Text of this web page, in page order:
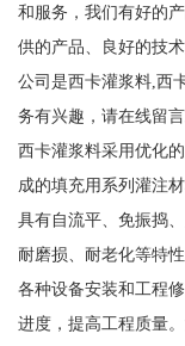
和服务，我们有好的
供的产品、良好的技
公司是西卡灌浆料,西
务有兴趣，请在线留言
西卡灌浆料采用优化
成的填充用系列灌注材
具有自流平、免振捣
耐磨损、耐老化等特
各种设备安装和工程
进度，提高工程质量